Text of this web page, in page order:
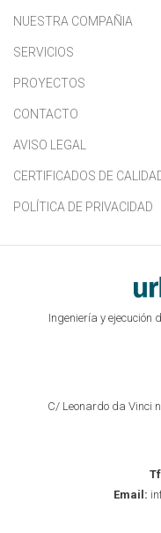
NUESTRA COMPAÑIA
SERVICIOS
PROYECTOS
CONTACTO
AVISO LEGAL
CERTIFICADOS DE
POLÍTICA DE PRIVACIDAD
Ingeniería y ejecución
C/ Leonardo da Vinci
Email: